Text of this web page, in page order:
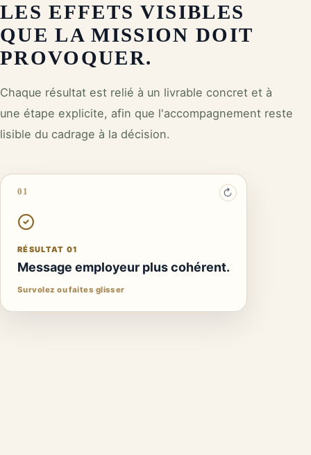
LES EFFETS VISIBLES
QUE LA MISSION DOIT
PROVOQUER.
Chaque résultat est relié à un livrable concret et à
une étape explicite, afin que l'accompagnement reste
lisible du cadrage à la décision.
↻
01
RÉSULTAT 01
Message employeur plus cohérent.
Survolez ou faites glisser
RÉSULTAT 01
Diagnostic d'attractivité et d'expérience
Diagnostic des pratiques et entretiens internes.
Une mise en œuvre suivie par une décision humaine